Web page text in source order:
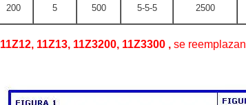
200 5 500 5-5-5 2500
11Z12, 11Z13, 11Z3200, 11Z3300 , se reemplazan